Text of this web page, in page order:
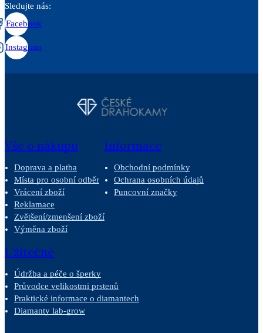
Sledujte nás:
Facebook
Instagram
Vše o nákupu
Doprava a platba
Místa pro osobní odběr
Vrácení zboží
Reklamace
Zvětšení/zmenšení zboží
Výměna zboží
Informace
Obchodní podmínky
Ochrana osobních údajů
Puncovní značky
Užitečné
Údržba a péče o šperky
Průvodce velikostmi prstenů
Praktické informace o diamantech
Diamanty lab-grow